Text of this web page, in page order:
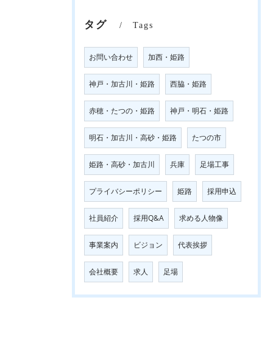
タグ Tags
お問い合わせ 加西・姫路
神戸・加古川・姫路 西脇・姫路
赤穂・たつの・姫路 神戸・明石・姫路
明石・加古川・高砂・姫路 たつの市
姫路・高砂・加古川 兵庫 足場工事
プライバシーポリシー 姫路 採用申込
社員紹介 採用Q&A 求める人物像
事業案内 ビジョン 代表挨拶
会社概要 求人 足場